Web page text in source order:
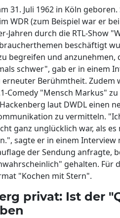
31. Juli 1962 in Köln
WDR (zum Beispiel war er
Jahren durch die RTL-Show
beschäftigt
begreifen und anzunehmen,
schwer", gab er in einem
Berühmtheit. Zudem
Comedy "Mensch Markus"
laut DWDL einen
zu vermitteln.
ganz unglücklich war, als
sagte er in einem Interview
der Sendung anfragte,
gehalten. Für
"Kochen mit Stern".
privat: Ist der